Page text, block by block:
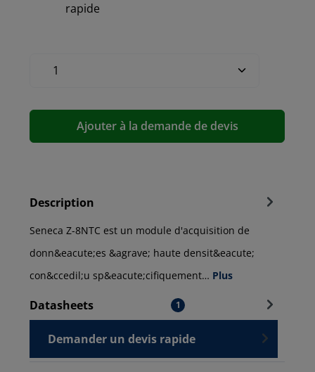
rapide
Ajouter à la demande de devis
Description
Seneca Z-8NTC est un module d'acquisition de
donn&eacute;es &agrave; haute densit&eacute;
con&ccedil;u sp&eacute;cifiquement… Plus
Datasheets 1
Demander un devis rapide